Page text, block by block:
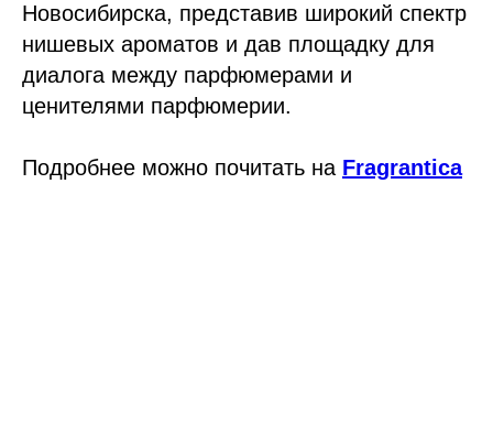
Новосибирска, представив широкий спектр
нишевых ароматов и дав площадку для
диалога между парфюмерами и
ценителями парфюмерии.
Подробнее можно почитать на Fragrantica